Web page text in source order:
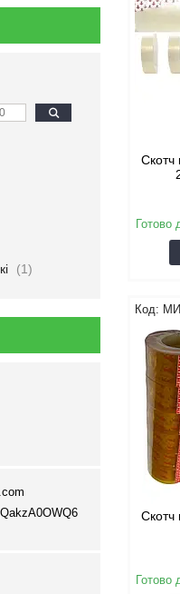
Скотч
Готово
Скотч
Готово
1